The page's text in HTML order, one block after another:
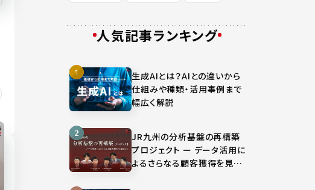
人気記事ランキング
生成AIとは？AIとの違いから
仕組みや種類・活用事例まで
幅広く解説
JR九州の分析基盤の再構築
プロジェクト ー データ活用に
よるさらなる顧客獲得を見据